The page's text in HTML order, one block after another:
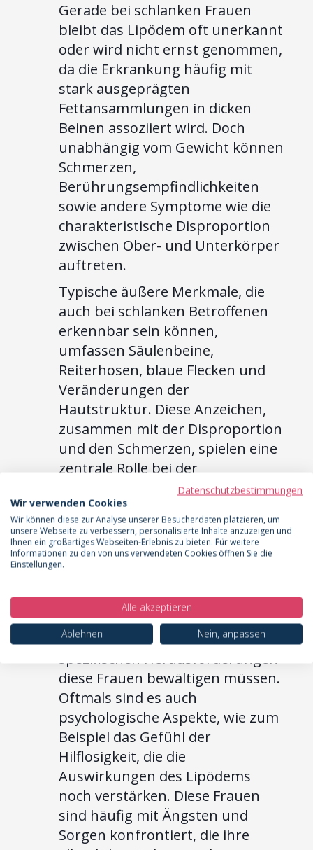
Gerade bei schlanken Frauen
bleibt das Lipödem oft unerkannt
oder wird nicht ernst genommen,
da die Erkrankung häufig mit
stark ausgeprägten
Fettansammlungen in dicken
Beinen assoziiert wird. Doch
unabhängig vom Gewicht können
Schmerzen,
Berührungsempfindlichkeiten
sowie andere Symptome wie die
charakteristische Disproportion
zwischen Ober- und Unterkörper
auftreten.
Typische äußere Merkmale, die
auch bei schlanken Betroffenen
erkennbar sein können,
umfassen Säulenbeine,
Reiterhosen, blaue Flecken und
Veränderungen der
Hautstruktur. Diese Anzeichen,
zusammen mit der Disproportion
und den Schmerzen, spielen eine
zentrale Rolle bei der
Egal, ob schlank oder mit
höherem Gewicht: Die Belastung
durch die Symptome kann
erheblich sein und sollte in jedem
Fall ernst genommen werden.
In diesem Abschnitt wollen wir
näher beleuchten, welche
spezifischen Herausforderungen
diese Frauen bewältigen müssen.
Oftmals sind es auch
psychologische Aspekte, wie zum
Beispiel das Gefühl der
Hilflosigkeit, die die
Auswirkungen des Lipödems
noch verstärken. Diese Frauen
sind häufig mit Ängsten und
Sorgen konfrontiert, die ihre
Datenschutzbestimmungen
Wir verwenden Cookies
Wir können diese zur Analyse unserer Besucherdaten platzieren, um
unsere Webseite zu verbessern, personalisierte Inhalte anzuzeigen und
Ihnen ein großartiges Webseiten-Erlebnis zu bieten. Für weitere
Informationen zu den von uns verwendeten Cookies öffnen Sie die
Einstellungen.
Alle akzeptieren
Ablehnen
Nein, anpassen